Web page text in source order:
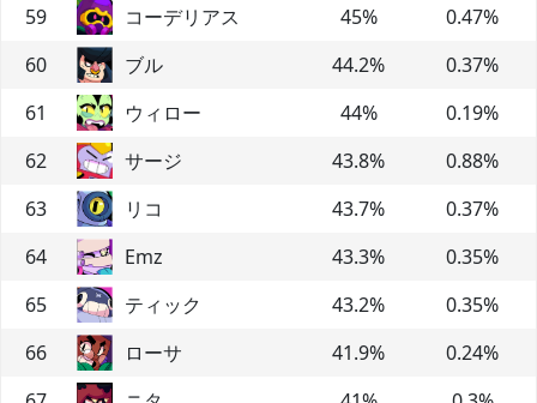
59
コーデリアス 45% 0.47%
60
ブル 44.2% 0.37%
61
ウィロー 44% 0.19%
62
サージ 43.8% 0.88%
63
リコ 43.7% 0.37%
64
Emz 43.3% 0.35%
65
ティック 43.2% 0.35%
66
ローサ 41.9% 0.24%